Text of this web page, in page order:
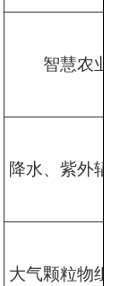
智慧农业
降水、紫外辐
大气颗粒物组